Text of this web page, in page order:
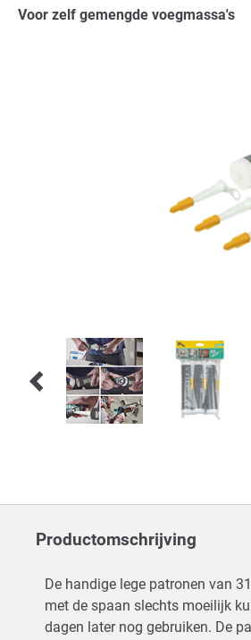
Voor zelf gemengde voegmassa's
Productomschrijving
De handige lege patronen van
met de spaan slechts moeilijk
dagen later nog gebruiken. De